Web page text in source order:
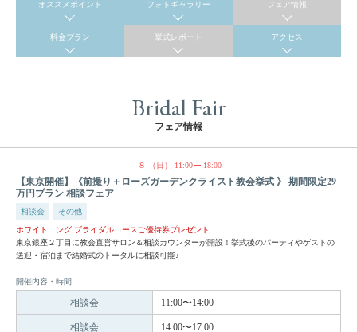
オススメポイント フォトギャラリー フェア情報
料金プラン 挙式レポート アクセス
Bridal Fair
フェア情報
８ （日） 11:00 18:00
【東京開催】《前撮り＋ローズガーデンクライスト教会挙式 》 期間限定29
万円プラン 相談フェア
相談会 その他
ホワイトニング ブライダルコースご優待券プレゼント
東京銀座２丁目に教会直営サロン＆相談カウンターが開設！挙式後のパーティやゲストの
送迎・宿泊まで結婚式のトータルに相談可能♪
開催内容・時間
相談会 11:00〜14:00
相談会 14:00〜17:00